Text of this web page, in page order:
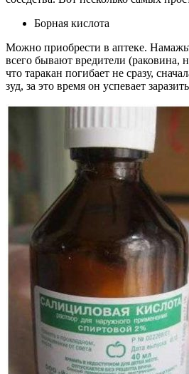
Борная кислота
Можно приобрести в аптеке.
всего бывают вредители (раковина,
что таракан погибает не сразу,
зуд, за это время он успевает